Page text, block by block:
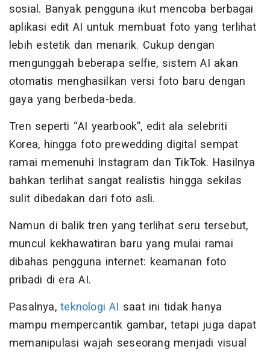
sosial. Banyak pengguna ikut mencoba berbagai
aplikasi edit AI untuk membuat foto yang terlihat
lebih estetik dan menarik. Cukup dengan
mengunggah beberapa selfie, sistem AI akan
otomatis menghasilkan versi foto baru dengan
gaya yang berbeda-beda.
Tren seperti “AI yearbook”, edit ala selebriti
Korea, hingga foto prewedding digital sempat
ramai memenuhi Instagram dan TikTok. Hasilnya
bahkan terlihat sangat realistis hingga sekilas
sulit dibedakan dari foto asli.
Namun di balik tren yang terlihat seru tersebut,
muncul kekhawatiran baru yang mulai ramai
dibahas pengguna internet: keamanan foto
pribadi di era AI.
Pasalnya,teknologi AI saat ini tidak hanya
mampu mempercantik gambar, tetapi juga dapat
memanipulasi wajah seseorang menjadi visual